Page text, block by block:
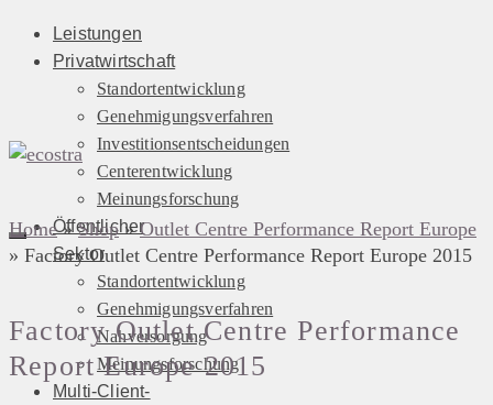
Leistungen
Privatwirtschaft
Standortentwicklung
Genehmigungsverfahren
Investitionsentscheidungen
Centerentwicklung
Meinungsforschung
Öffentlicher
Sektor
Standortentwicklung
Genehmigungsverfahren
Nahversorgung
Meinungsforschung
Multi-Client-
Home » Shop » Outlet Centre Performance Report Europe
» Factory Outlet Centre Performance Report Europe 2015
Factory Outlet Centre Performance
Report Europe 2015